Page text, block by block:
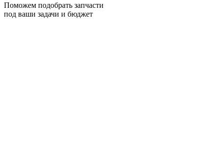
Поможем подобрать запчасти
под ваши задачи и бюджет